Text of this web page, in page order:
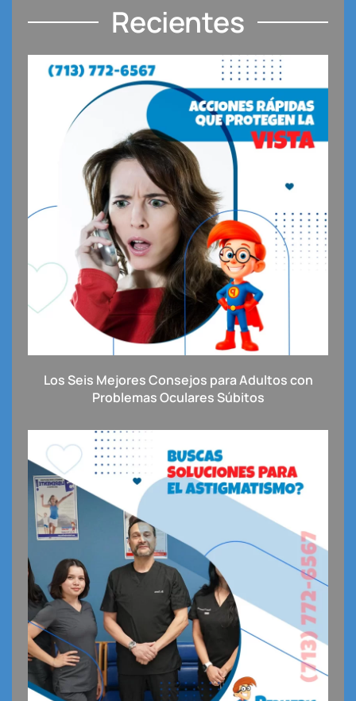
Recientes
Los Seis Mejores Consejos para Adultos con
Problemas Oculares Súbitos